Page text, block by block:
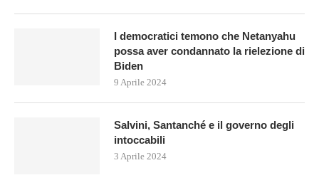
I democratici temono che Netanyahu
possa aver condannato la rielezione di
Biden
9 Aprile 2024
Salvini, Santanché e il governo degli
intoccabili
3 Aprile 2024